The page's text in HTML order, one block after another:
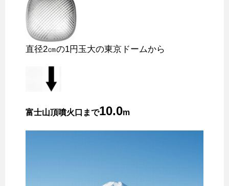
直径2㎝の1円玉大の東京ドームから
富士山頂噴火口まで10.0m